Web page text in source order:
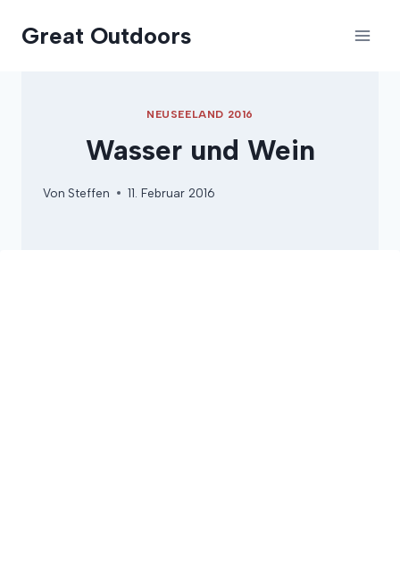
InhaltGreat Outdoors
NEUSEELAND 2016
Wasser und Wein
Von Steffen 11. Februar 2016